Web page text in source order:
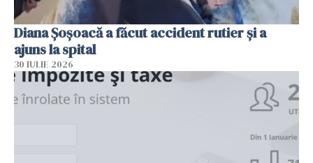
Diana Șoșoacă a făcut accident rutier și a
ajuns la spital
30 IULIE 2026